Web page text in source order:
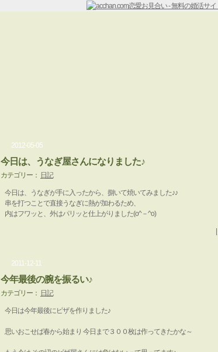
2012-05-05
今日は、うなぎ屋さんになりました♪
カテゴリー： 日記
今日は、うなぎが手に入ったから、捌いて焼いてみました♪♪
串を打つことで直接うなぎに熱が加わるため、
内はフワッと、外はパリッと仕上がりました(o^－^o)
2011-12-11
今年最後の腕を振るい♪
カテゴリー： 日記
今日は今年最後にピザを作りました♪
思いおこせば春から始まり 今日まで３００枚は作ってきたかな～